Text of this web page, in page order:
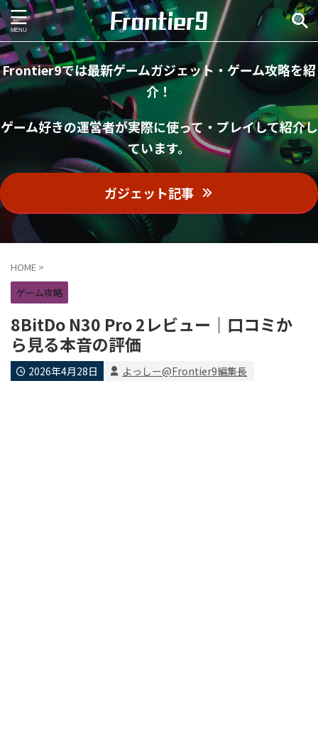
Frontier9では最新ゲームガジェット・ゲーム攻略を紹
介！
ゲーム好きの運営者が実際に使って・プレイして紹介し
ています。
ガジェット記事
HOME >
ゲーム攻略
8BitDo N30 Pro 2レビュー｜口コミか
ら見る本音の評価
2026年4月28日 よっしー@Frontier9編集長